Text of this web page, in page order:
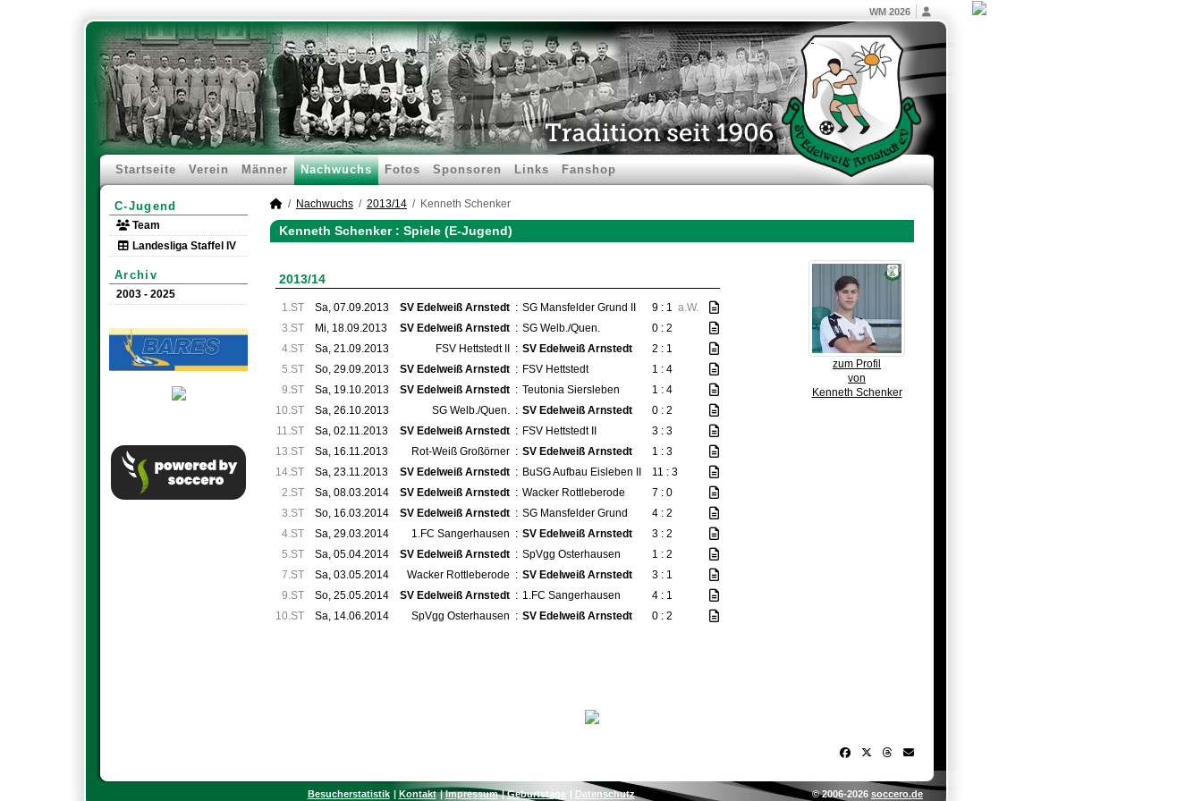
WM 2026
Startseite Verein Männer Nachwuchs Fotos Sponsoren Links Fanshop
C-Jugend
Team
Landesliga Staffel IV
Archiv
2003 - 2025
Nachwuchs 2013/14 Kenneth Schenker
Kenneth Schenker : Spiele (E-Jugend)
zum Profil
von
Kenneth Schenker
2013/14
1.ST Sa, 07.09.2013 SV Edelweiß Arnstedt : SG Mansfelder Grund II 9 : 1 a.W.
3.ST
Mi, 18.09.2013 SV Edelweiß Arnstedt : SG Welb./Quen.
0 : 2
4.ST
Sa, 21.09.2013 FSV Hettstedt II : SV Edelweiß Arnstedt
2 : 1
5.ST
So, 29.09.2013 SV Edelweiß Arnstedt : FSV Hettstedt
1 : 4
9.ST
Sa, 19.10.2013 SV Edelweiß Arnstedt : Teutonia Siersleben
1 : 4
10.ST
Sa, 26.10.2013 SG Welb./Quen. : SV Edelweiß Arnstedt
0 : 2
11.ST
Sa, 02.11.2013 SV Edelweiß Arnstedt : FSV Hettstedt II
3 : 3
13.ST
Sa, 16.11.2013 Rot-Weiß Großörner : SV Edelweiß Arnstedt
1 : 3
14.ST
Sa, 23.11.2013 SV Edelweiß Arnstedt : BuSG Aufbau Eisleben II
11 : 3
2.ST
Sa, 08.03.2014 SV Edelweiß Arnstedt : Wacker Rottleberode
7 : 0
3.ST
So, 16.03.2014 SV Edelweiß Arnstedt : SG Mansfelder Grund
4 : 2
4.ST
Sa, 29.03.2014 1.FC Sangerhausen : SV Edelweiß Arnstedt
3 : 2
5.ST
Sa, 05.04.2014 SV Edelweiß Arnstedt : SpVgg Osterhausen
1 : 2
7.ST
Sa, 03.05.2014 Wacker Rottleberode : SV Edelweiß Arnstedt
3 : 1
9.ST
So, 25.05.2014 SV Edelweiß Arnstedt : 1.FC Sangerhausen
4 : 1
10.ST
Sa, 14.06.2014 SpVgg Osterhausen : SV Edelweiß Arnstedt 0 : 2
Besucherstatistik Kontakt Impressum Geburtstage Datenschutz © 2006-2026 soccero.de